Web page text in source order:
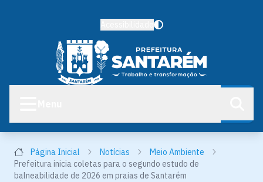
Página Inicial Notícias
Meio Ambiente
Prefeitura inicia coletas para o segundo estudo de
balneabilidade de 2026 em praias de Santarém